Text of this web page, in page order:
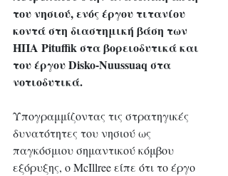
του νησιού, ενός έργου τιτανίου
κοντά στη διαστημική βάση των
ΗΠΑ Pituffik στα βορειοδυτικά και
του έργου Disko-Nuussuaq στα
νοτιοδυτικά.
Υπογραμμίζοντας τις στρατηγικές
δυνατότητες του νησιού ως
παγκόσμιου σημαντικού κόμβου
εξόρυξης, ο McIllree είπε ότι το έργο